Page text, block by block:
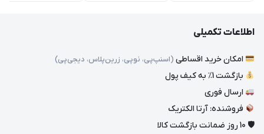
اطلاعات تکمیلی
امکان خرید اقساطی (اسنپ‌پی، نوپی، زرین‌پلاس، دیجی‌پی)
بازگشت 1٪ به کیف پول
ارسال فوری
فروشنده: آرتا الکتریک
🛡 10 روز ضمانت بازگشت کالا